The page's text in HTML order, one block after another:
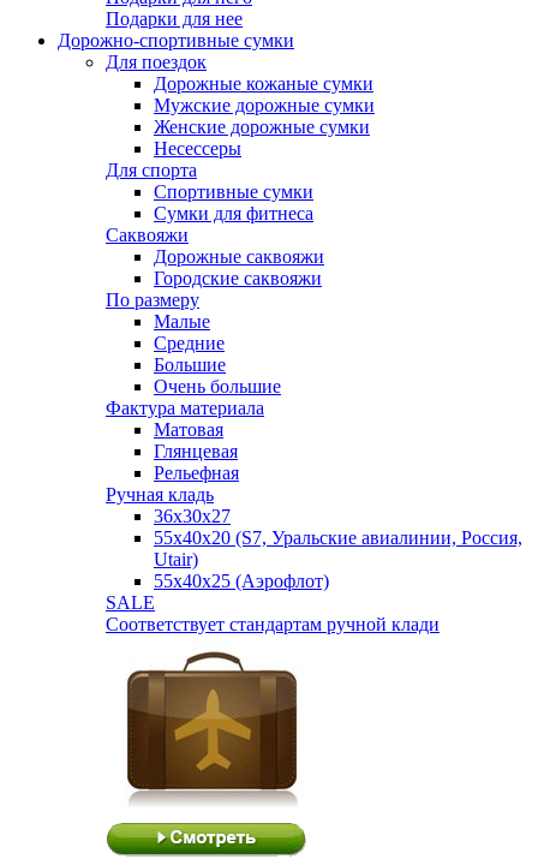
Подарки для нее
Дорожно-спортивные сумки
Для поездок
Дорожные кожаные сумки
Мужские дорожные сумки
Женские дорожные сумки
Несессеры
Для спорта
Спортивные сумки
Сумки для фитнеса
Саквояжи
Дорожные саквояжи
Городские саквояжи
По размеру
Малые
Средние
Большие
Очень большие
Фактура материала
Матовая
Глянцевая
Рельефная
Ручная кладь
36х30x27
55х40х20 (S7, Уральские авиалинии, Россия,
Utair)
55х40х25 (Аэрофлот)
SALE
Соответствует стандартам ручной клади